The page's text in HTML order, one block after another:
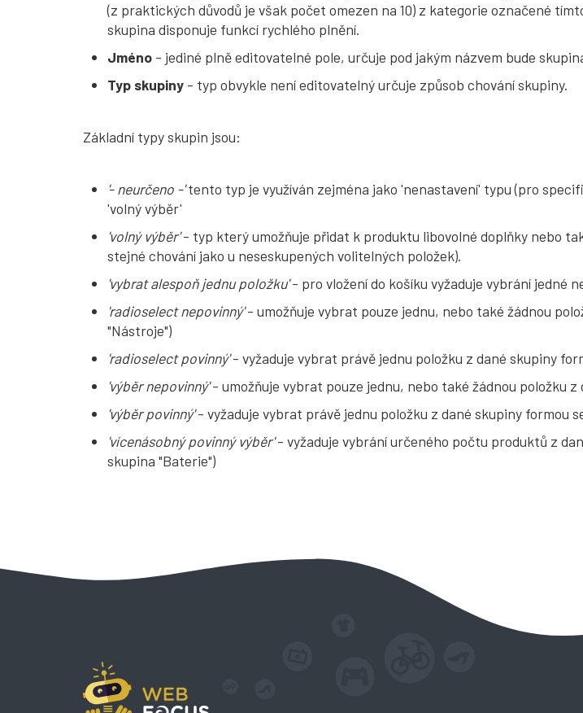
(z praktických důvodů je však počet omezen na 10) z kategorie označené
skupina disponuje funkcí rychlého plnění.
Jméno - jediné plně editovatelné pole, určuje pod jakým názvem bude
Typ skupiny - typ obvykle není editovatelný určuje způsob chování skupiny.
Základní typy skupin jsou:
'- neurčeno -'tento typ je využíván zejména jako 'nenastavení' typu (pro
'volný výběr'
'volný výběr'- typ který umožňuje přidat k produktu libovolné doplňky nebo
stejné chování jako u neseskupených volitelných položek).
'vybrat alespoň jednu položku'- pro vložení do košíku vyžaduje vybrání jedné
'radioselect nepovinný'- umožňuje vybrat pouze jednu, nebo také žádnou
"Nástroje")
'radioselect povinný'- vyžaduje vybrat právě jednu položku z dané skupiny
'výběr nepovinný'- umožňuje vybrat pouze jednu, nebo také žádnou položku
'výběr povinný'- vyžaduje vybrat právě jednu položku z dané skupiny formou
'vícenásobný povinný výběr'- vyžaduje vybrání určeného počtu produktů z
skupina "Baterie")